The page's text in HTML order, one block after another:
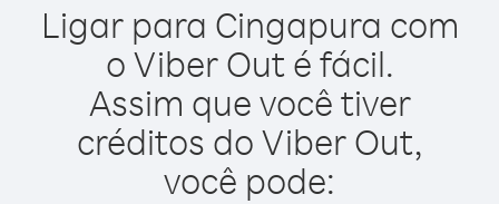
Ligar para Cingapura com
o Viber Out é fácil.
Assim que você tiver
créditos do Viber Out,
você pode: